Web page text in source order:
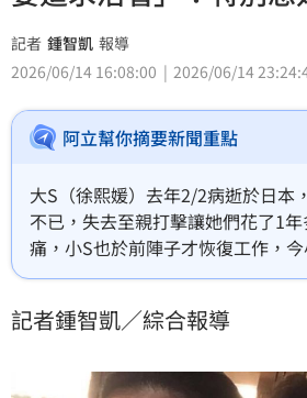
記者 鍾智凱 報導
2026/06/14 16:08:00
2026/06/14
阿立幫你摘要新聞重點
大S（徐熙媛）去年2/2病逝於日本
不已，失去至親打擊讓她們花了1
痛，小S也於前陣子才恢復工作，
她也發文追憶大S。
記者鍾智凱／綜合報導